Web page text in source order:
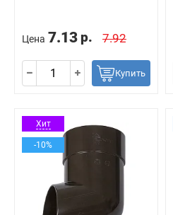
Цена 7.13 р. 7.92
Купить
Хит
-10%